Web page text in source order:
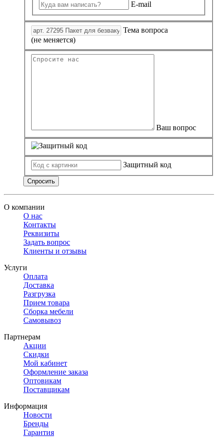
E-mail
Тема вопроса
(не меняется)
Ваш вопрос
Защитный код
Спросить
О компании
О нас
Контакты
Реквизиты
Задать вопрос
Клиенты и отзывы
Услуги
Оплата
Доставка
Разгрузка
Прием товара
Сборка мебели
Самовывоз
Партнерам
Акции
Скидки
Мой кабинет
Оформление заказа
Оптовикам
Поставщикам
Информация
Новости
Бренды
Гарантия